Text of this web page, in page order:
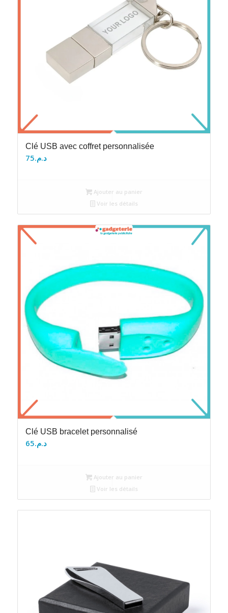
Clé USB avec coffret personnalisée
د.م.75
Ajouter au panier
Voir les détails
Clé USB bracelet personnalisé
د.م.65
Ajouter au panier
Voir les détails